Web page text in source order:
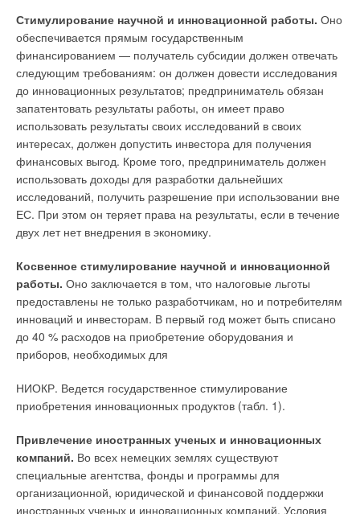
Стимулирование научной и инновационной работы. Оно
обеспечивается прямым государственным
финансированием — получатель субсидии должен отвечать
следующим требованиям: он должен довести исследования
до инновационных результатов; предприниматель обязан
запатентовать результаты работы, он имеет право
использовать результаты своих исследований в своих
интересах, должен допустить инвестора для получения
финансовых выгод. Кроме того, предприниматель должен
использовать доходы для разработки дальнейших
исследований, получить разрешение при использовании вне
ЕС. При этом он теряет права на результаты, если в течение
двух лет нет внедрения в экономику.
Косвенное стимулирование научной и инновационной
работы. Оно заключается в том, что налоговые льготы
предоставлены не только разработчикам, но и потребителям
инноваций и инвесторам. В первый год может быть списано
до 40 % расходов на приобретение оборудования и
приборов, необходимых для
НИОКР. Ведется государственное стимулирование
приобретения инновационных продуктов (табл. 1).
Привлечение иностранных ученых и инновационных
компаний. Во всех немецких землях существуют
специальные агентства, фонды и программы для
организационной, юридической и финансовой поддержки
иностранных ученых и инновационных компаний. Условия